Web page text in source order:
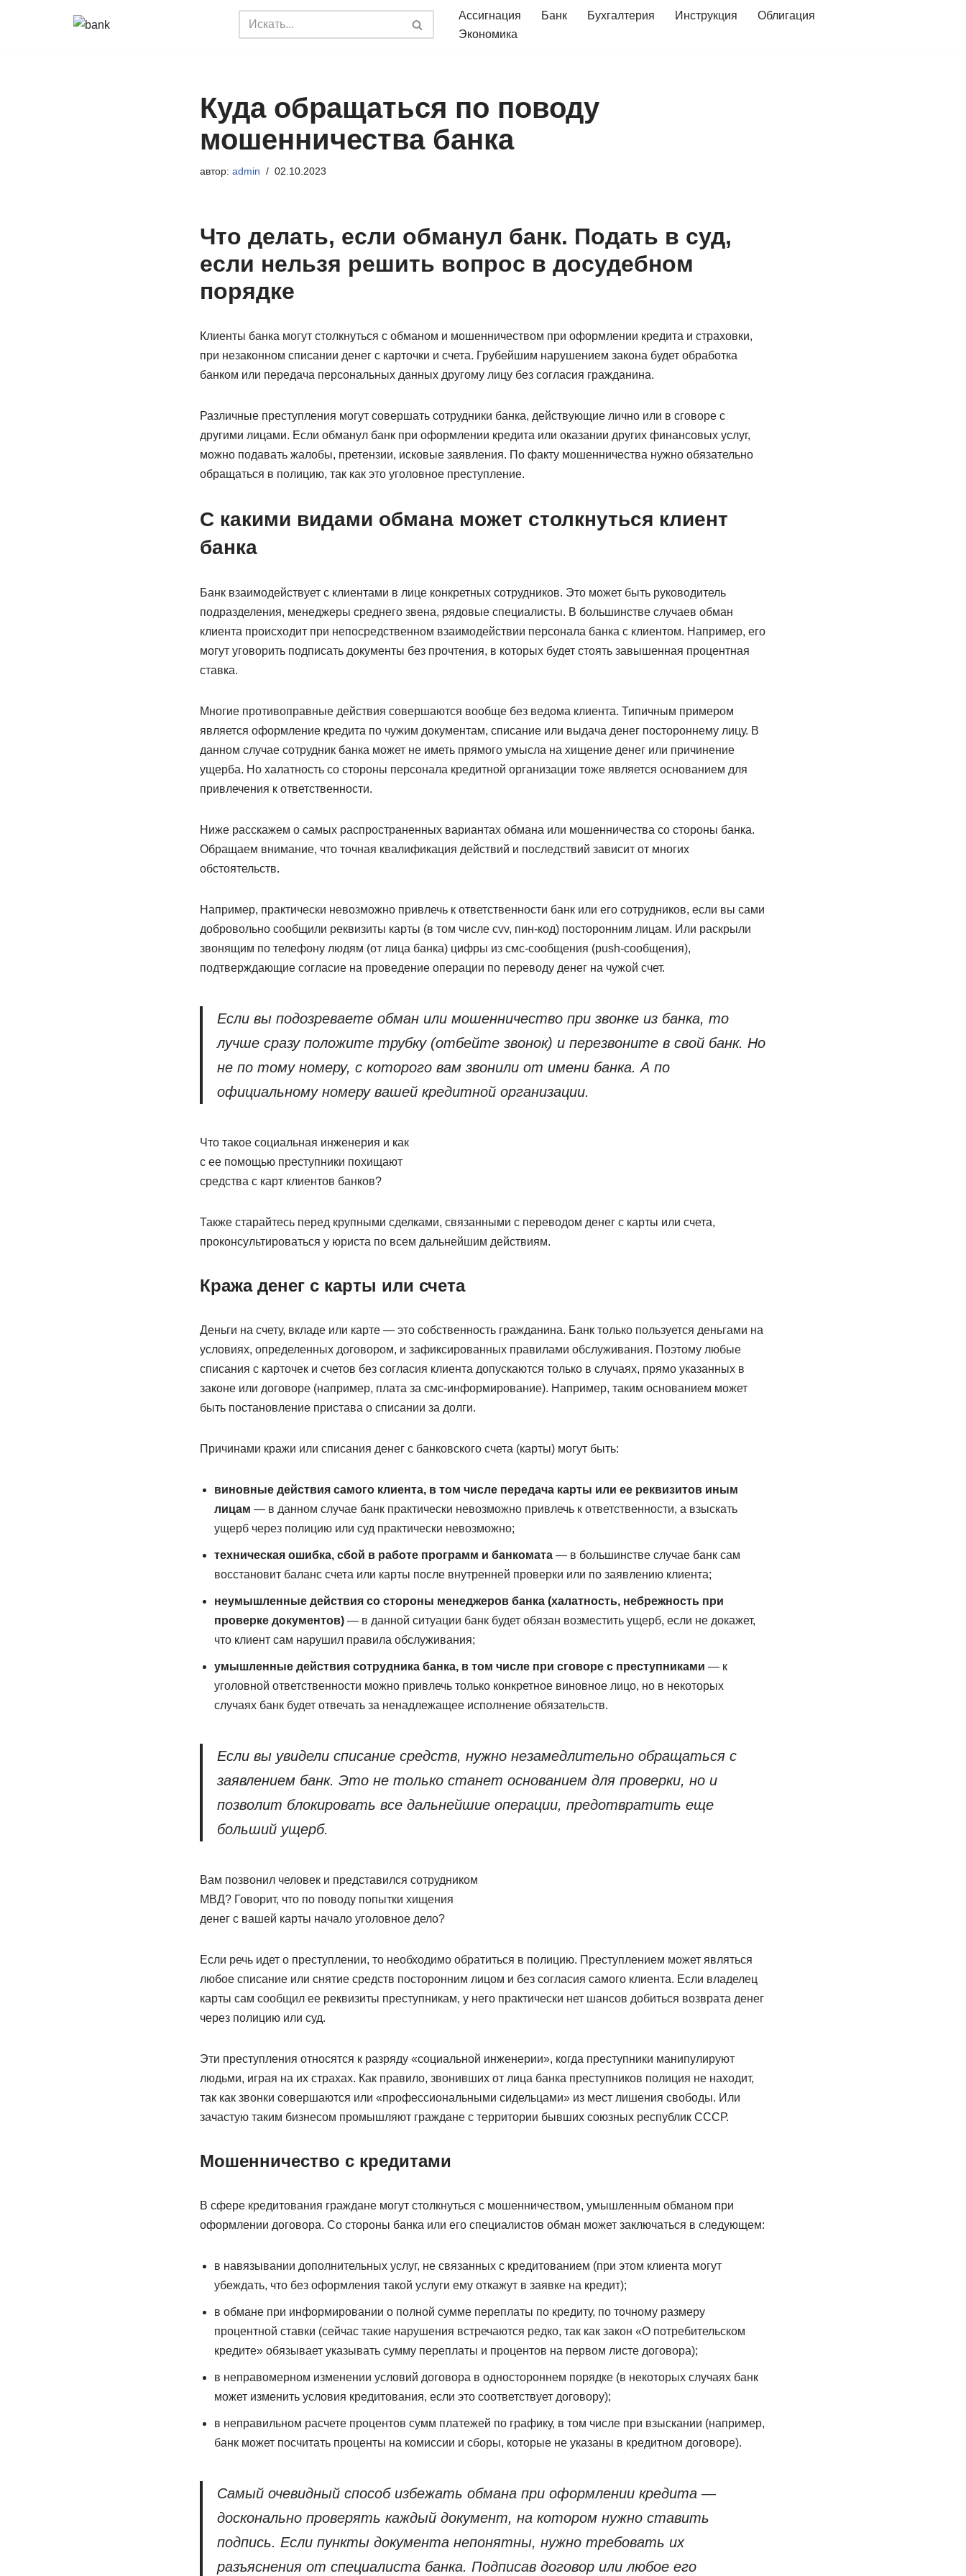
Ассигнация Банк Бухгалтерия Инструкция
Облигация
Экономика
Куда обращаться по поводу
мошенничества банка
автор: admin 02.10.2023
Что делать, если обманул банк. Подать в суд,
если нельзя решить вопрос в досудебном
порядке
Клиенты банка могут столкнуться с обманом и мошенничеством при оформлении кредита и страховки,
при незаконном списании денег с карточки и счета. Грубейшим нарушением закона будет обработка
банком или передача персональных данных другому лицу без согласия гражданина.
Различные преступления могут совершать сотрудники банка, действующие лично или в сговоре с
другими лицами. Если обманул банк при оформлении кредита или оказании других финансовых услуг,
можно подавать жалобы, претензии, исковые заявления. По факту мошенничества нужно обязательно
обращаться в полицию, так как это уголовное преступление.
С какими видами обмана может столкнуться клиент
банка
Банк взаимодействует с клиентами в лице конкретных сотрудников. Это может быть руководитель
подразделения, менеджеры среднего звена, рядовые специалисты. В большинстве случаев обман
клиента происходит при непосредственном взаимодействии персонала банка с клиентом. Например, его
могут уговорить подписать документы без прочтения, в которых будет стоять завышенная процентная
ставка.
Многие противоправные действия совершаются вообще без ведома клиента. Типичным примером
является оформление кредита по чужим документам, списание или выдача денег постороннему лицу. В
данном случае сотрудник банка может не иметь прямого умысла на хищение денег или причинение
ущерба. Но халатность со стороны персонала кредитной организации тоже является основанием для
привлечения к ответственности.
Ниже расскажем о самых распространенных вариантах обмана или мошенничества со стороны банка.
Обращаем внимание, что точная квалификация действий и последствий зависит от многих
обстоятельств.
Например, практически невозможно привлечь к ответственности банк или его сотрудников, если вы сами
добровольно сообщили реквизиты карты (в том числе cvv, пин-код) посторонним лицам. Или раскрыли
звонящим по телефону людям (от лица банка) цифры из смс-сообщения (push-сообщения),
подтверждающие согласие на проведение операции по переводу денег на чужой счет.
Если вы подозреваете обман или мошенничество при звонке из банка, то
лучше сразу положите трубку (отбейте звонок) и перезвоните в свой банк. Но
не по тому номеру, с которого вам звонили от имени банка. А по
официальному номеру вашей кредитной организации.
Что такое социальная инженерия и как
с ее помощью преступники похищают
средства с карт клиентов банков?
Также старайтесь перед крупными сделками, связанными с переводом денег с карты или счета,
проконсультироваться у юриста по всем дальнейшим действиям.
Кража денег с карты или счета
Деньги на счету, вкладе или карте — это собственность гражданина. Банк только пользуется деньгами на
условиях, определенных договором, и зафиксированных правилами обслуживания. Поэтому любые
списания с карточек и счетов без согласия клиента допускаются только в случаях, прямо указанных в
законе или договоре (например, плата за смс-информирование). Например, таким основанием может
быть постановление пристава о списании за долги.
Причинами кражи или списания денег с банковского счета (карты) могут быть:
виновные действия самого клиента, в том числе передача карты или ее реквизитов иным
лицам — в данном случае банк практически невозможно привлечь к ответственности, а взыскать
ущерб через полицию или суд практически невозможно;
техническая ошибка, сбой в работе программ и банкомата— в большинстве случае банк сам
восстановит баланс счета или карты после внутренней проверки или по заявлению клиента;
неумышленные действия со стороны менеджеров банка (халатность, небрежность при
проверке документов)— в данной ситуации банк будет обязан возместить ущерб, если не докажет,
что клиент сам нарушил правила обслуживания;
умышленные действия сотрудника банка, в том числе при сговоре с преступниками — к
уголовной ответственности можно привлечь только конкретное виновное лицо, но в некоторых
случаях банк будет отвечать за ненадлежащее исполнение обязательств.
Если вы увидели списание средств, нужно незамедлительно обращаться с
заявлением банк. Это не только станет основанием для проверки, но и
позволит блокировать все дальнейшие операции, предотвратить еще
больший ущерб.
Вам позвонил человек и представился сотрудником
МВД? Говорит, что по поводу попытки хищения
денег с вашей карты начало уголовное дело?
Если речь идет о преступлении, то необходимо обратиться в полицию. Преступлением может являться
любое списание или снятие средств посторонним лицом и без согласия самого клиента. Если владелец
карты сам сообщил ее реквизиты преступникам, у него практически нет шансов добиться возврата денег
через полицию или суд.
Эти преступления относятся к разряду «социальной инженерии», когда преступники манипулируют
людьми, играя на их страхах. Как правило, звонивших от лица банка преступников полиция не находит,
так как звонки совершаются или «профессиональными сидельцами» из мест лишения свободы. Или
зачастую таким бизнесом промышляют граждане с территории бывших союзных республик СССР.
Мошенничество с кредитами
В сфере кредитования граждане могут столкнуться с мошенничеством, умышленным обманом при
оформлении договора. Со стороны банка или его специалистов обман может заключаться в следующем:
в навязывании дополнительных услуг, не связанных с кредитованием (при этом клиента могут
убеждать, что без оформления такой услуги ему откажут в заявке на кредит);
в обмане при информировании о полной сумме переплаты по кредиту, по точному размеру
процентной ставки (сейчас такие нарушения встречаются редко, так как закон «О потребительском
кредите» обязывает указывать сумму переплаты и процентов на первом листе договора);
в неправомерном изменении условий договора в одностороннем порядке (в некоторых случаях банк
может изменить условия кредитования, если это соответствует договору);
в неправильном расчете процентов сумм платежей по графику, в том числе при взыскании (например,
банк может посчитать проценты на комиссии и сборы, которые не указаны в кредитном договоре).
Самый очевидный способ избежать обмана при оформлении кредита —
досконально проверять каждый документ, на котором нужно ставить
подпись. Если пункты документа непонятны, нужно требовать их
разъяснения от специалиста банка. Подписав договор или любое его